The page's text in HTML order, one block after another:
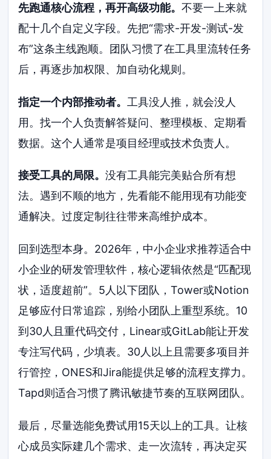
先跑通核心流程，再开高级功能。不要一上来就
配十几个自定义字段。先把“需求-开发-测试-发
布”这条主线跑顺。团队习惯了在工具里流转任务
后，再逐步加权限、加自动化规则。
指定一个内部推动者。 工具没人推，就会没人
用。找一个人负责解答疑问、整理模板、定期看
数据。这个人通常是项目经理或技术负责人。
接受工具的局限。没有工具能完美贴合所有想
法。遇到不顺的地方，先看能不能用现有功能变
通解决。过度定制往往带来高维护成本。
回到选型本身。2026年，中小企业求推荐适合中
小企业的研发管理软件，核心逻辑依然是“匹配现
状，适度超前”。5人以下团队，Tower或Notion
足够应付日常追踪，别给小团队上重型系统。10
到30人且重代码交付，Linear或GitLab能让开发
专注写代码，少填表。30人以上且需要多项目并
行管控，ONES和Jira能提供足够的流程支撑力。
Tapd则适合习惯了腾讯敏捷节奏的互联网团队。
最后，尽量选能免费试用15天以上的工具。让核
心成员实际建几个需求、走一次流转，再决定买